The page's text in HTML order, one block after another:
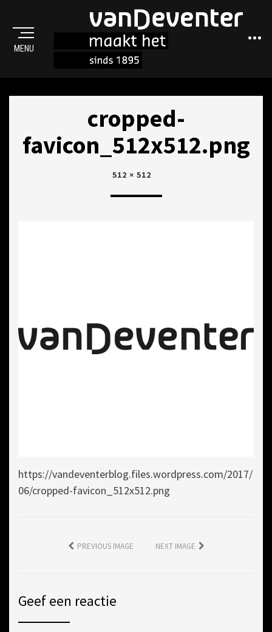
MENU
cropped-
favicon_512x512.png
POSTED
22
512 × 512
https://vandeventerblog.files.wordpress.com/2017/
06/cropped-favicon_512x512.png
PREVIOUS IMAGE NEXT IMAGE
Geef een reactie